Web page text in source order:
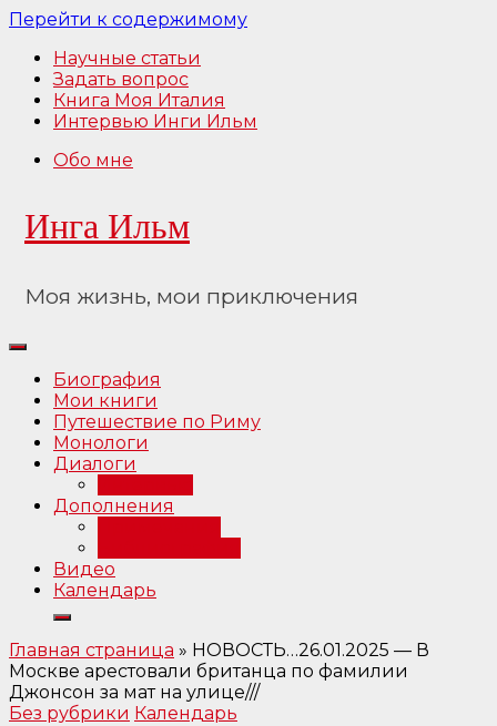
Перейти к содержимому
Научные статьи
Задать вопрос
Книга Моя Италия
Интервью Инги Ильм
Обо мне
Инга Ильм
Моя жизнь, мои приключения
Биография
Мои книги
Путешествие по Риму
Монологи
Диалоги
Дополнения
Видео
Календарь
Главная страница » НОВОСТЬ…26.01.2025 — В
Москве арестовали британца по фамилии
Джонсон за мат на улице///
Без рубрики Календарь